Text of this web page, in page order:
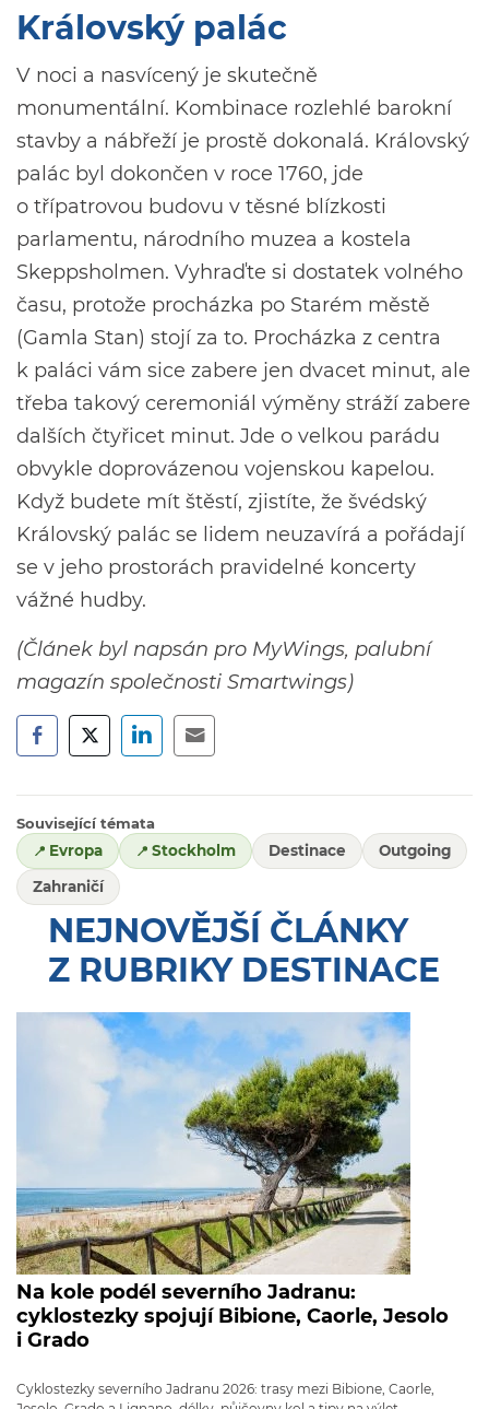
Královský palác
V noci a nasvícený je skutečně
monumentální. Kombinace rozlehlé barokní
stavby a nábřeží je prostě dokonalá. Královský
palác byl dokončen v roce 1760, jde
o třípatrovou budovu v těsné blízkosti
parlamentu, národního muzea a kostela
Skeppsholmen. Vyhraďte si dostatek volného
času, protože procházka po Starém městě
(Gamla Stan) stojí za to. Procházka z centra
k paláci vám sice zabere jen dvacet minut, ale
třeba takový ceremoniál výměny stráží zabere
dalších čtyřicet minut. Jde o velkou parádu
obvykle doprovázenou vojenskou kapelou.
Když budete mít štěstí, zjistíte, že švédský
Královský palác se lidem neuzavírá a pořádají
se v jeho prostorách pravidelné koncerty
vážné hudby.
(Článek byl napsán pro MyWings, palubní
magazín společnosti Smartwings)
Související témata
Evropa
Stockholm Destinace Outgoing
Zahraničí
NEJNOVĚJŠÍ ČLÁNKY
Z RUBRIKY DESTINACE
Na kole podél severního Jadranu:
cyklostezky spojují Bibione, Caorle, Jesolo
i Grado
Cyklostezky severního Jadranu 2026: trasy mezi Bibione, Caorle,